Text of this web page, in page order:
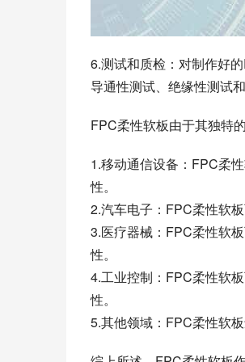
6.测试和质检：对制作好
导通性测试、绝缘性测试
FPC柔性软板由于其独特
1.移动通信设备：FPC柔
性。
2.汽车电子：FPC柔性软
3.医疗器械：FPC柔性软
性。
4.工业控制：FPC柔性软
性。
5.其他领域：FPC柔性软